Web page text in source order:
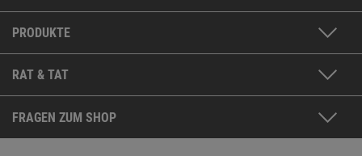
PRODUKTE
RAT & TAT
FRAGEN ZUM SHOP